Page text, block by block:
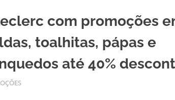
com promoções
toalhitas, pápas e
até 40%
23, 2017